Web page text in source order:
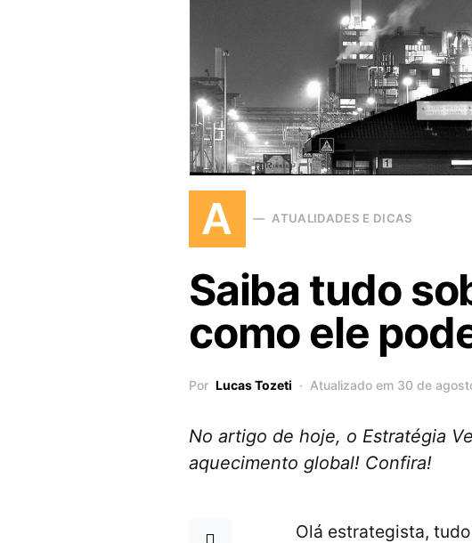
A ATUALIDADES E DICAS
Saiba tudo
como ele
Por Lucas Tozeti Atualizado em 30 de
No artigo de hoje, o Estratégia
aquecimento global! Confira!
Olá estrategista,